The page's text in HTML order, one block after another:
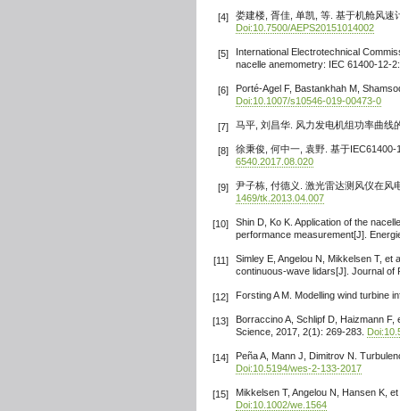
[4]
娄建楼, 胥佳, 单凯, 等. 基于机舱风速
Doi:10.7500/AEPS20151014002
[5]
International Electrotechnical
nacelle anemometry: IEC 61400-12-
[6]
Porté-Agel F, Bastankhah M,
Doi:10.1007/s10546-019-00473-0
[7] 马平, 刘昌华. 风力发电机组功率曲
[8]
徐秉俊, 何中一, 袁野. 基于
6540.2017.08.020
[9]
尹子栋, 付德义. 激光雷达测风仪在风
1469/tk.2013.04.007
[10]
Shin D, Ko K. Application of the
performance measurement[J].
[11]
Simley E, Angelou N, Mikkelsen T, et
continuous-wave lidars[J]. Journal of
[12] Forsting A M. Modelling wind turbine
[13]
Borraccino A, Schlipf D, Haizmann
Science, 2017, 2(1): 269-283.
[14]
Peña A, Mann J, Dimitrov N.
Doi:10.5194/wes-2-133-2017
[15]
Mikkelsen T, Angelou N, Hansen K,
Doi:10.1002/we.1564